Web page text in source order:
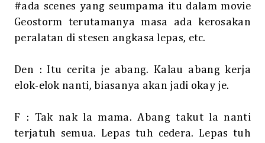
#ada scenes yang seumpama itu dalam movie
Geostorm terutamanya masa ada kerosakan
peralatan di stesen angkasa lepas, etc.
Den : Itu cerita je abang. Kalau abang kerja
elok-elok nanti, biasanya akan jadi okay je.
F : Tak nak la mama. Abang takut la nanti
terjatuh semua. Lepas tuh cedera. Lepas tuh